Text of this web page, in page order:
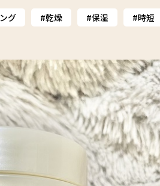
グ 乾燥 保湿 時短